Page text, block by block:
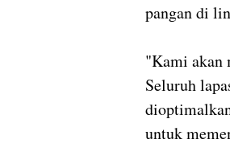
pangan di
"Kami akan
Seluruh
untuk